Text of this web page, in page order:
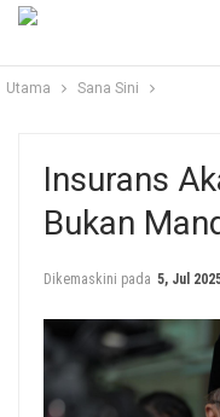
Utama Sana Sini
Insurans
Bukan
Dikemaskini pada 5, Jul